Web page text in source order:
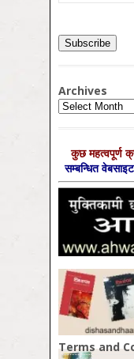
Archives
Archives
कुछ महत्‍वपूर्ण
सम्‍बन्धित
Terms and